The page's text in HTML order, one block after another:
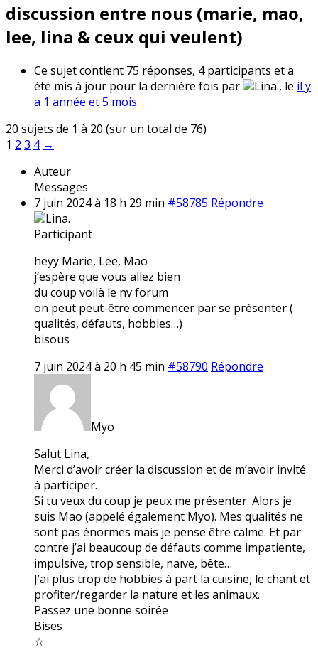
discussion entre nous (marie, mao,
lee, lina & ceux qui veulent)
Ce sujet contient 75 réponses, 4 participants et a
été mis à jour pour la dernière fois par
Lina., le il y
a 1 année et 5 mois.
20 sujets de 1 à 20 (sur un total de 76)
1 2 3 4 →
Auteur
Messages
7 juin 2024 à 18 h 29 min #58785 Répondre
Lina.
Participant
heyy Marie, Lee, Mao
j’espère que vous allez bien
du coup voilà le nv forum
on peut peut-être commencer par se présenter (
qualités, défauts, hobbies…)
bisous
7 juin 2024 à 20 h 45 min #58790 Répondre
Myo
Salut Lina,
Merci d’avoir créer la discussion et de m’avoir invité
à participer.
Si tu veux du coup je peux me présenter. Alors je
suis Mao (appelé également Myo). Mes qualités ne
sont pas énormes mais je pense être calme. Et par
contre j’ai beaucoup de défauts comme impatiente,
impulsive, trop sensible, naïve, bête…
J’ai plus trop de hobbies à part la cuisine, le chant et
profiter/regarder la nature et les animaux.
Passez une bonne soirée
Bises
☆